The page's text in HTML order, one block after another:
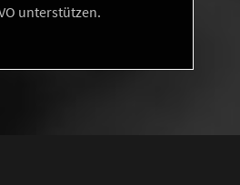
unterstützen.